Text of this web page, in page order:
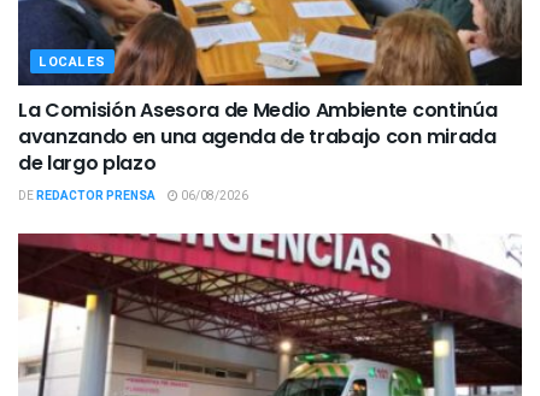
LOCALES
La Comisión Asesora de Medio Ambiente continúa
avanzando en una agenda de trabajo con mirada
de largo plazo
DEREDACTOR PRENSA 06/08/2026